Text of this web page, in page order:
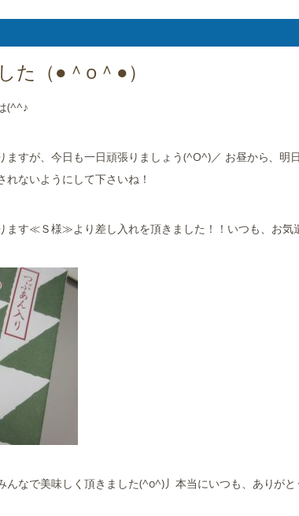
た（●＾o＾●）
(^^♪
ますが、今日も一日頑張りましょう(^O^)／ お昼から、明
ないようにして下さいね！
ます≪Ｓ様≫より差し入れを頂きました！！いつも、お気
なで美味しく頂きました(^o^)丿本当にいつも、ありがと